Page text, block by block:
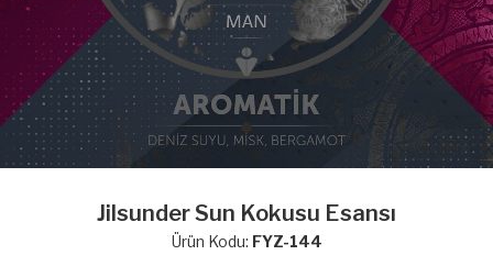
Jilsunder Sun Kokusu Esansı
Ürün Kodu: FYZ-144